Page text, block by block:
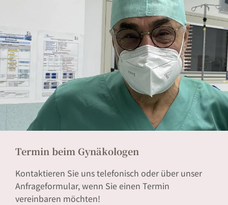
Termin beim Gynäkologen
Kontaktieren Sie uns telefonisch oder über unser
Anfrageformular, wenn Sie einen Termin
vereinbaren möchten!